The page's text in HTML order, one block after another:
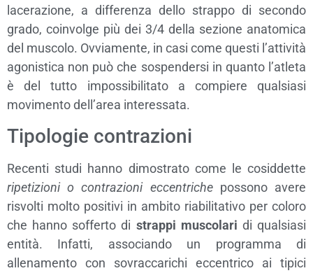
lacerazione, a differenza dello strappo di secondo
grado, coinvolge più dei 3/4 della sezione anatomica
del muscolo. Ovviamente, in casi come questi l’attività
agonistica non può che sospendersi in quanto l’atleta
è del tutto impossibilitato a compiere qualsiasi
movimento dell’area interessata.
Tipologie contrazioni
Recenti studi hanno dimostrato come le cosiddette
ripetizioni o contrazioni eccentrichepossono avere
risvolti molto positivi in ambito riabilitativo per coloro
che hanno sofferto di strappi muscolari di qualsiasi
entità. Infatti, associando un programma di
allenamento con sovraccarichi eccentrico ai tipici